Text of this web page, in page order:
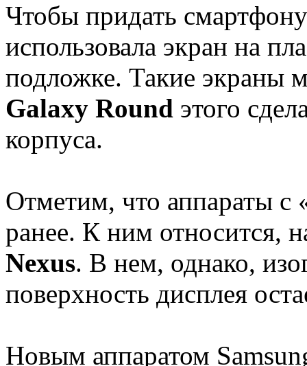
Чтобы придать
использовала экран на
подложке. Такие экраны
Galaxy Round этого
корпуса.
Отметим, что аппараты с
ранее. К ним относится,
Nexus. В нем, однако,
поверхность дисплея
Новым аппаратом